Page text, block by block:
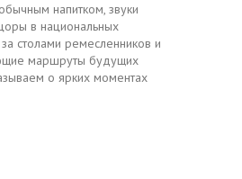
напитком, звуки
в национальных
столами ремесленников и
маршруты будущих
о ярких моментах